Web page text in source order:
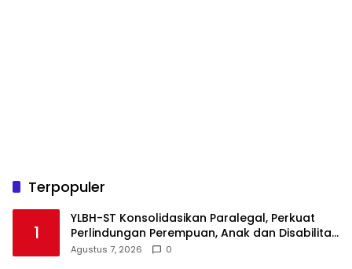
Terpopuler
1
YLBH-ST Konsolidasikan Paralegal, Perkuat
Perlindungan Perempuan, Anak dan Disabilitas
Agustus 7, 2026 0